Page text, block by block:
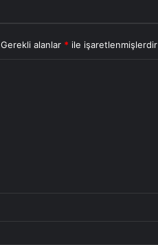
Gerekli alanlar * ile işaretlenmişlerdir